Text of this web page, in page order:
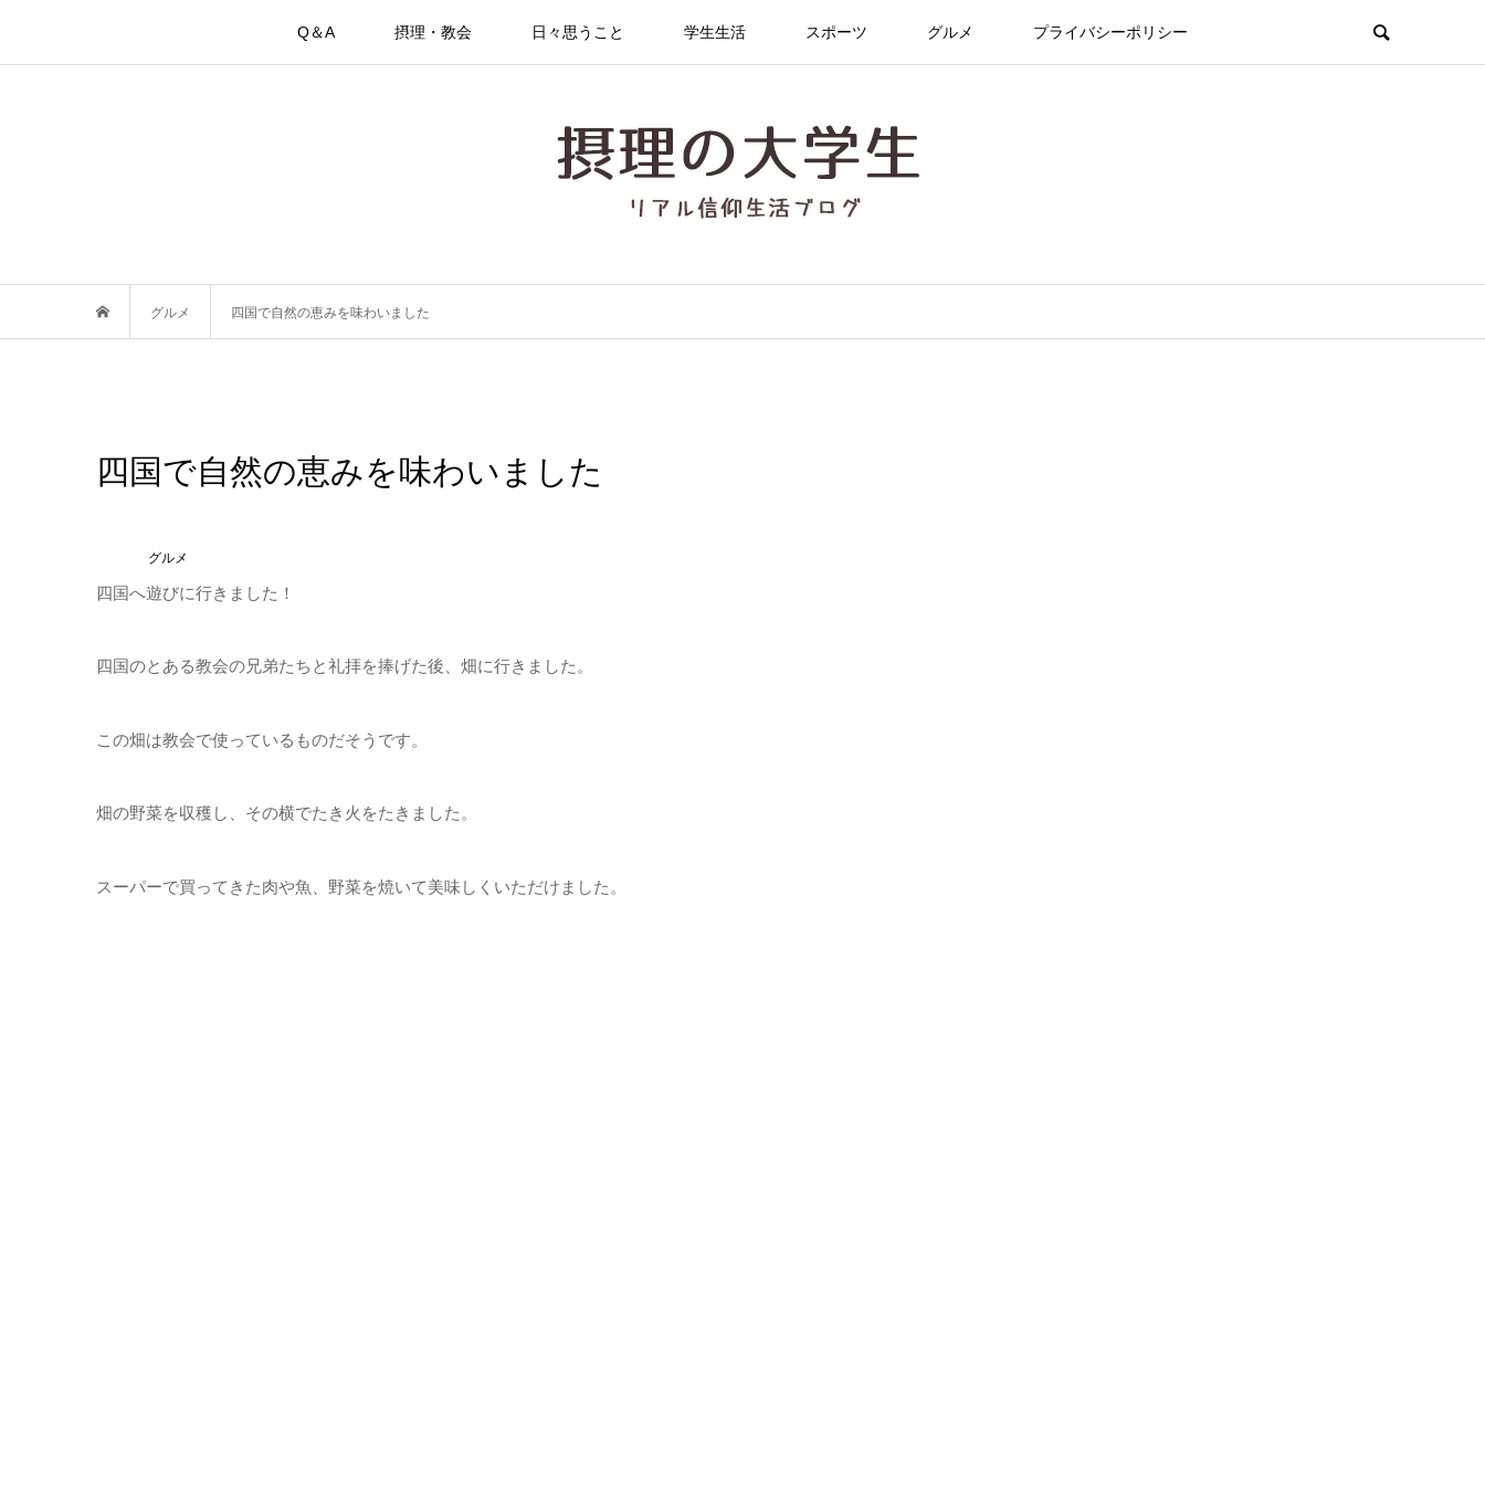
Q＆A 摂理・教会 日々思うこと 学生生活 スポーツ グルメ プライバシーポリシー
グルメ 四国で自然の恵みを味わいました
四国で自然の恵みを味わいました
グルメ
四国へ遊びに行きました！
四国のとある教会の兄弟たちと礼拝を捧げた後、畑に行きました。
この畑は教会で使っているものだそうです。
畑の野菜を収穫し、その横でたき火をたきました。
スーパーで買ってきた肉や魚、野菜を焼いて美味しくいただけました。